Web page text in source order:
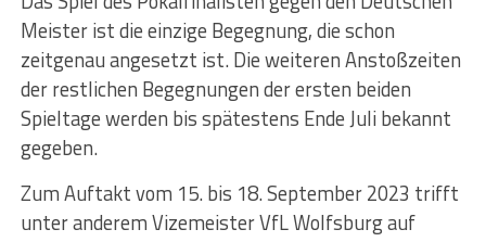
Meister ist die einzige Begegnung, die schon
zeitgenau angesetzt ist. Die weiteren Anstoßzeiten
der restlichen Begegnungen der ersten beiden
Spieltage werden bis spätestens Ende Juli bekannt
gegeben.
Zum Auftakt vom 15. bis 18. September 2023 trifft
unter anderem Vizemeister VfL Wolfsburg auf